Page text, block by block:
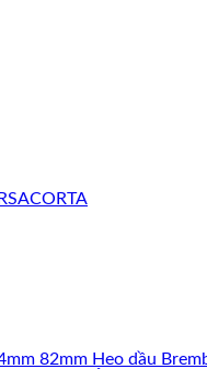
Heo dầu